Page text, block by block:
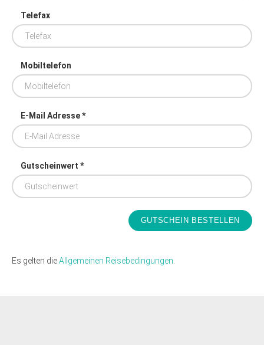
Telefax
Mobiltelefon
E-Mail Adresse *
Gutscheinwert *
Es gelten dieAllgemeinen Reisebedingungen